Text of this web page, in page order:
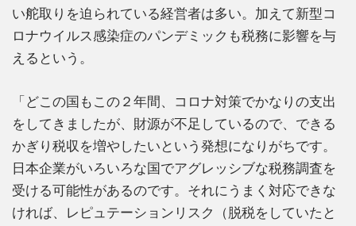
い舵取りを迫られている経営者は多い。加えて新型コ
ロナウイルス感染症のパンデミックも税務に影響を与
えるという。
「どこの国もこの２年間、コロナ対策でかなりの支出
をしてきましたが、財源が不足しているので、できる
かぎり税収を増やしたいという発想になりがちです。
日本企業がいろいろな国でアグレッシブな税務調査を
受ける可能性があるのです。それにうまく対応できな
ければ、レピュテーションリスク（脱税をしていたと